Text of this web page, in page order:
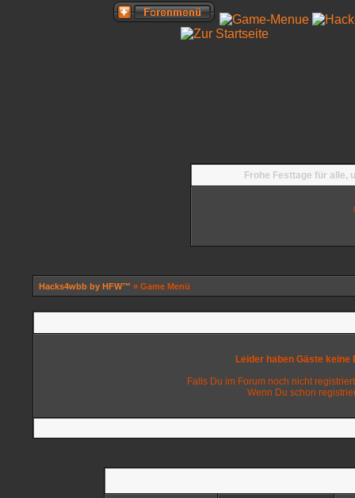
Frohe Festtage für alle,
Hacks4wbb by HFW™ » Game Menü
Leider haben Gäste
Falls Du im Forum noch nicht
Wenn Du schon